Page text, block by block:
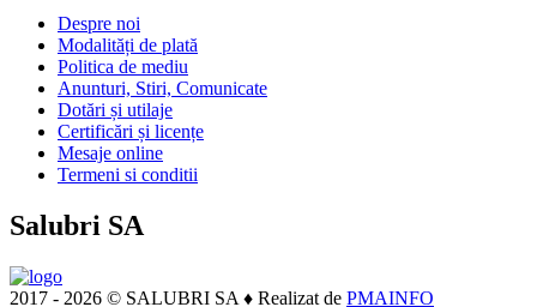
Despre noi
Modalități de plată
Politica de mediu
Anunturi, Stiri, Comunicate
Dotări și utilaje
Certificări și licențe
Mesaje online
Termeni si conditii
Salubri SA
2017 - 2026 © SALUBRI SA ♦ Realizat de PMAINFO